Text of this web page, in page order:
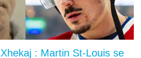
: Martin St-Louis se